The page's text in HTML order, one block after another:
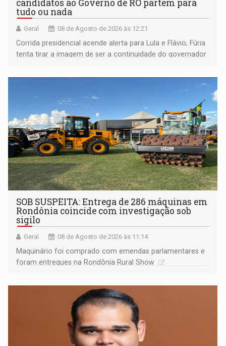
candidatos ao Governo de RO partem para
tudo ou nada
Geral 08 de Agosto de 2026 às 12:21
Corrida presidencial acende alerta para Lula e Flávio; Fúria
tenta tirar a imagem de ser a continuidade do governador
não ter entrado no modo eleição; ABAV faz evento em
SOB SUSPEITA: Entrega de 286 máquinas em
Rondônia coincide com investigação sob
sigilo
Geral 08 de Agosto de 2026 às 11:14
Maquinário foi comprado com emendas parlamentares e
foram entregues na Rondônia Rural Show